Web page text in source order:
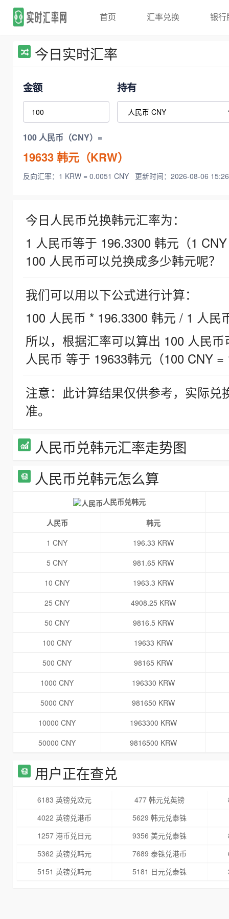
首页 汇率兑换 银行
今日实时汇率
金额 持有
100 人民币（CNY）=
19633韩元（KRW）
反向汇率：1 KRW = 0.0051 CNY 更新时间：2026-08-06
今日人民币兑换韩元汇率为：
1 人民币等于 196.3300 韩元（1
100 人民币可以兑换成多少韩元呢？
我们可以用以下公式进行计算：
100 人民币 * 196.3300 韩元 / 1 人民
所以，根据汇率可以算出 100 人民
人民币 等于 19633韩元（100 CNY =
注意：此计算结果仅供参考，实际
准。
人民币兑韩元汇率走势图
人民币兑韩元怎么算
人民币兑韩元
人民币
韩元
1 CNY
196.33 KRW
5 CNY
981.65 KRW
10 CNY
1963.3 KRW
25 CNY
4908.25 KRW
50 CNY
9816.5 KRW
100 CNY
19633 KRW
500 CNY
98165 KRW
1000 CNY
196330 KRW
5000 CNY
981650 KRW
10000 CNY
1963300 KRW
50000 CNY
9816500 KRW
用户正在查兑
6183 英镑兑欧元 477 韩元兑英镑
4022 英镑兑港币
5629 韩元兑泰铢
1257 港币兑日元
9356 美元兑泰铢
5362 英镑兑韩元
7689 泰铢兑港币
5151 英镑兑韩元
5181 日元兑泰铢